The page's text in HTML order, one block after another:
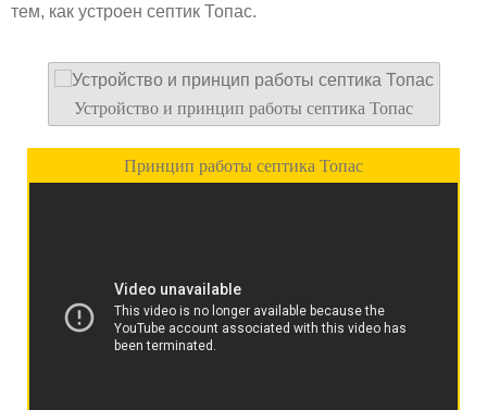
тем, как устроен септик Топас.
Устройство и принцип работы септика Топас
Принцип работы септика Топас